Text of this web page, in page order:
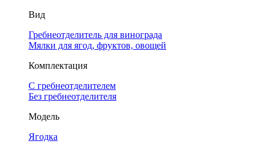
Вид
Гребнеотделитель для винограда
Мялки для ягод, фруктов, овощей
Комплектация
С гребнеотделителем
Без гребнеотделителя
Модель
Ягодка